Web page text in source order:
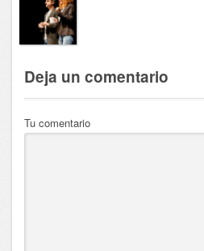
Deja un comentario
Tu comentario